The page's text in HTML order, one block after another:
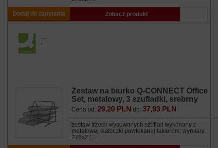
Dodaj do zapytania Zobacz produkt
Zestaw na biurko Q-CONNECT Office
Set, metalowy, 3 szufladki, srebrny
Cena od: 29,20 PLN do: 37,93 PLN
zestaw trzech wysuwanych szuflad wykonany z
metalowej siateczki powlekanej lakierem; wymiary:
278x27...